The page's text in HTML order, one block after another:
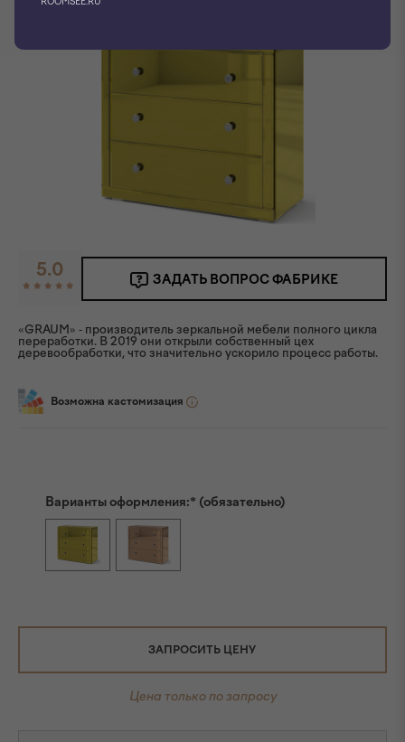
5.0 ЗАДАТЬ ВОПРОС ФАБРИКЕ
«GRAUM» - производитель зеркальной мебели полного цикла
переработки. В 2019 они открыли собственный цех
деревообработки, что значительно ускорило процесс работы.
Возможна кастомизация
Варианты оформления:* (обязательно)
ЗАПРОСИТЬ ЦЕНУ
Цена только по запросу